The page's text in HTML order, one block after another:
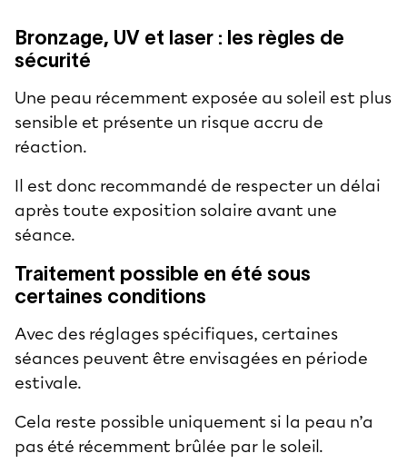
Bronzage, UV et laser : les règles de
sécurité
Une peau récemment exposée au soleil est plus
sensible et présente un risque accru de
réaction.
Il est donc recommandé de respecter un délai
après toute exposition solaire avant une
séance.
Traitement possible en été sous
certaines conditions
Avec des réglages spécifiques, certaines
séances peuvent être envisagées en période
estivale.
Cela reste possible uniquement si la peau n’a
pas été récemment brûlée par le soleil.